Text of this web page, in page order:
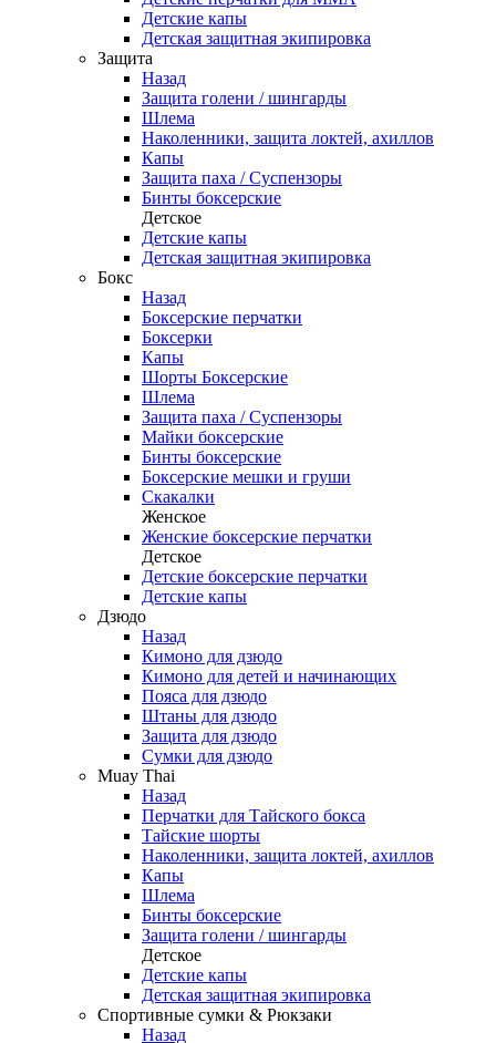
Детские капы
Детская защитная экипировка
Защита
Назад
Защита голени / шингарды
Шлема
Наколенники, защита локтей, ахиллов
Капы
Защита паха / Суспензоры
Бинты боксерские
Детское
Детские капы
Детская защитная экипировка
Бокс
Назад
Боксерские перчатки
Боксерки
Капы
Шорты Боксерские
Шлема
Защита паха / Суспензоры
Майки боксерские
Бинты боксерские
Боксерские мешки и груши
Скакалки
Женское
Женские боксерские перчатки
Детское
Детские боксерские перчатки
Детские капы
Дзюдо
Назад
Кимоно для дзюдо
Кимоно для детей и начинающих
Пояса для дзюдо
Штаны для дзюдо
Защита для дзюдо
Сумки для дзюдо
Muay Thai
Назад
Перчатки для Тайского бокса
Тайские шорты
Наколенники, защита локтей, ахиллов
Капы
Шлема
Бинты боксерские
Защита голени / шингарды
Детское
Детские капы
Детская защитная экипировка
Спортивные сумки & Рюкзаки
Назад